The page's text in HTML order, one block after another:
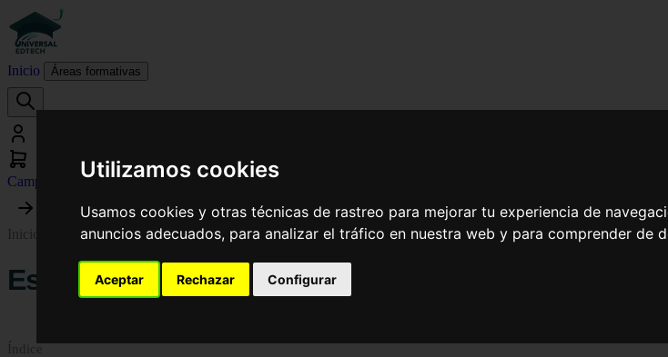
Utilizamos cookies
Usamos cookies y otras técnicas de rastreo para mejorar tu experiencia de
anuncios adecuados, para analizar el tráfico en nuestra web y para comprender de
Aceptar Rechazar Configurar
Inicio Áreas formativas
Campus virtual
Inicio Especialidad de Fisioterapia Neurológica
Especialidad de Fisioterapia Neurológica
Índice